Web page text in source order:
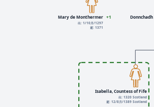
Mary de Monthermer
出: 1/10月/1297
逝: 1371
+1
Isabella, Countess of Fife
出: 1320 Scotland
逝: 12/8月/1389 Scotland